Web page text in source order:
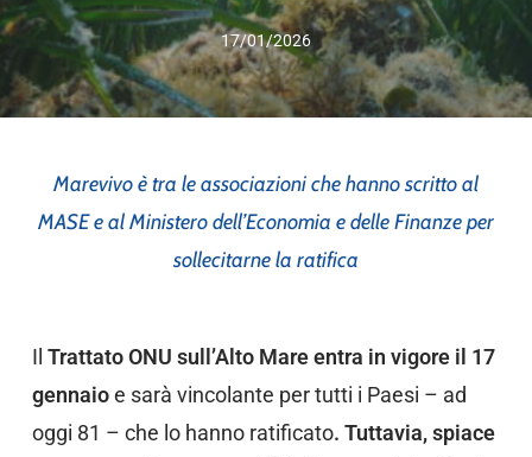
17/01/2026
Marevivo è tra le associazioni che hanno scritto al
MASE e al Ministero dell’Economia e delle Finanze per
sollecitarne la ratifica
Il Trattato ONU sull’Alto Mare entra in vigore il 17
gennaioe sarà vincolante per tutti i Paesi – ad
oggi 81 – che lo hanno ratificato. Tuttavia, spiace